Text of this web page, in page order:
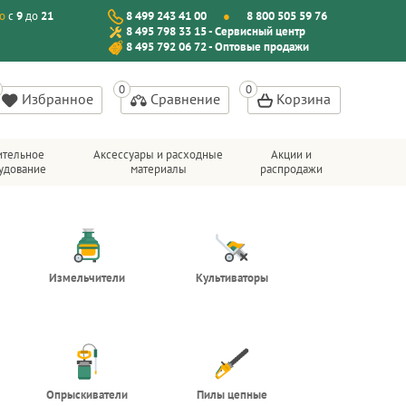
с9до 21 8 499 243 41 00
8 800 505 59 76
8 495 798 33 15 - Сервисный центр
8 495 792 06 72 - Оптовые продажи
Избранное Сравнение Корзина
Аксессуары и расходные
материалы
Акции и
распродажи
Измельчители Культиваторы
Опрыскиватели Пилы цепные